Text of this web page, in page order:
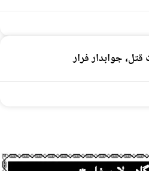
جوابدار فرار